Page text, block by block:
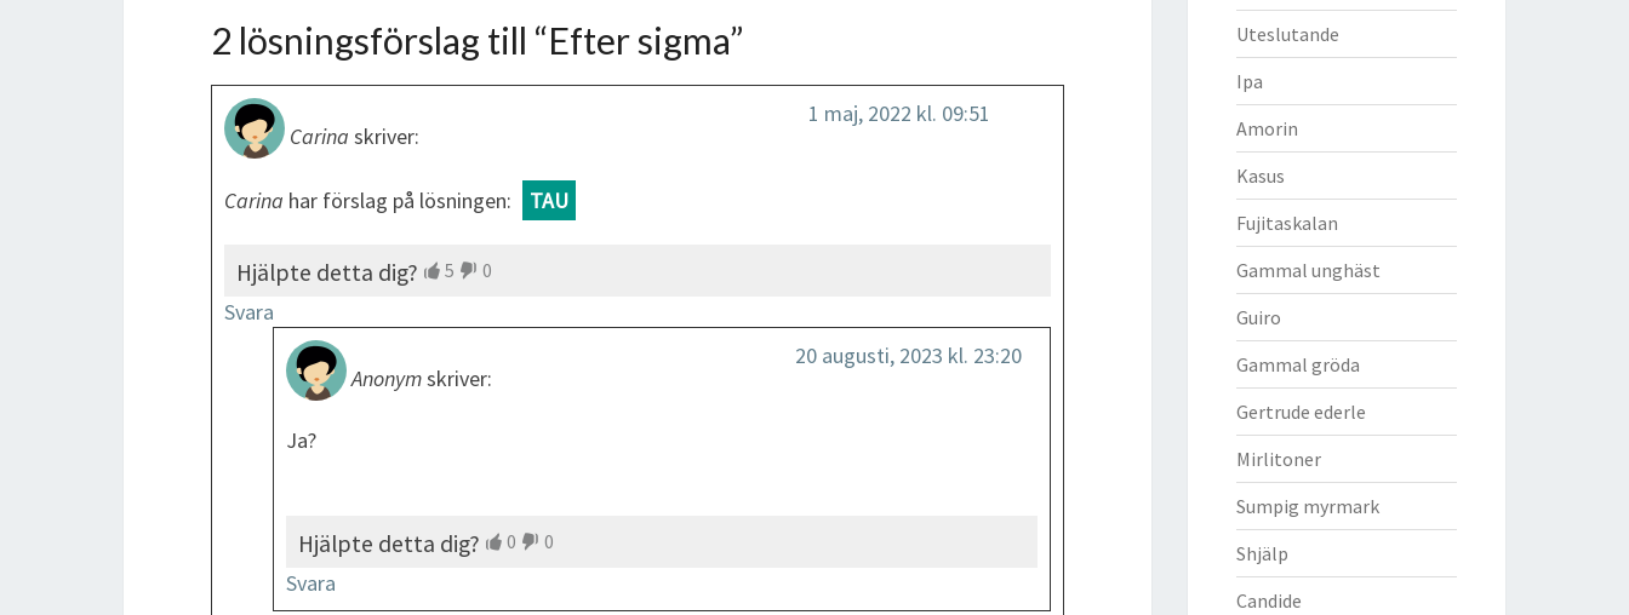
2 lösningsförslag till “Efter sigma”
Carina skriver:
1 maj, 2022 kl. 09:51
Carina har förslag på lösningen: TAU
Hjälpte detta dig? 5 0
Svara
Anonymskriver:
20 augusti, 2023 kl. 23:20
Ja?
Hjälpte detta dig? 0 0
Svara
Uteslutande
Ipa
Amorin
Kasus
Fujitaskalan
Gammal unghäst
Guiro
Gammal gröda
Gertrude ederle
Mirlitoner
Sumpig myrmark
Shjälp
Candide